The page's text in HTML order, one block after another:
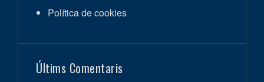
Política de cookies
Últims Comentaris